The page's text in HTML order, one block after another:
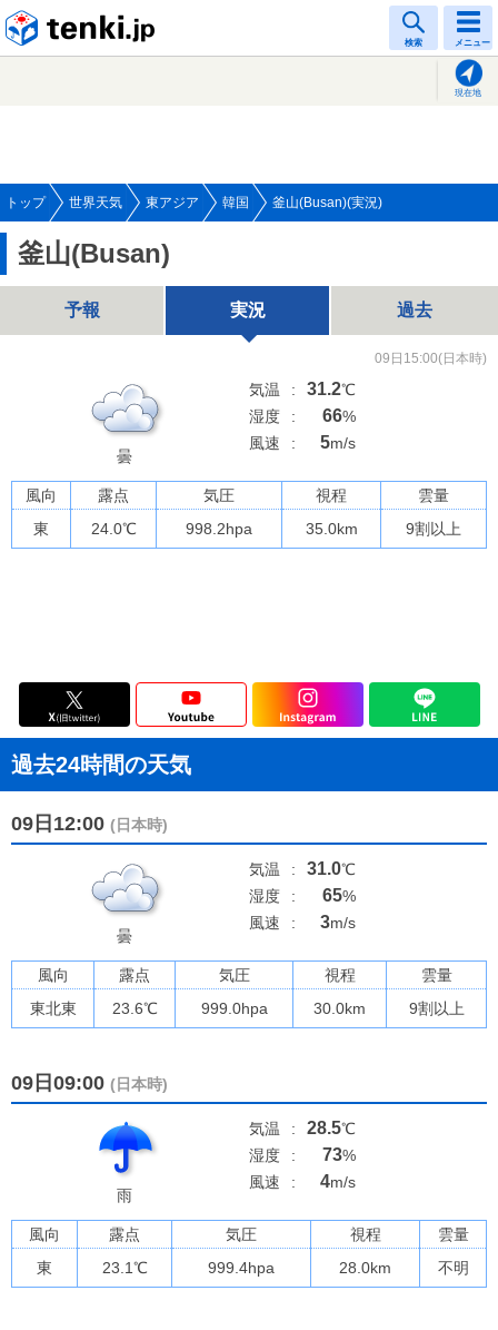
検索 メニュー
現在地
トップ 世界天気 東アジア 韓国 釜山(Busan)(実況)
釜山(Busan)
予報 実況 過去
09日15:00(日本時)
曇
気温 : 31.2℃
湿度
: 66%
風速
: 5m/s
風向 露点 気圧 視程
雲量
東
24.0℃ 998.2hpa 35.0km 9割以上
過去24時間の天気
09日12:00 (日本時)
曇
気温 : 31.0℃
湿度
: 65%
風速
: 3m/s
風向 露点 気圧 視程
雲量
東北東
23.6℃ 999.0hpa 30.0km 9割以上
09日09:00 (日本時)
雨
気温 : 28.5℃
湿度
: 73%
風速
: 4m/s
風向 露点 気圧 視程
雲量
東
23.1℃ 999.4hpa 28.0km 不明